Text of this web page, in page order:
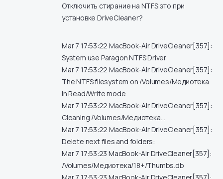
Отключить стирание на NTFS это при
установке DriveCleaner?
Mar 7 17:53:22 MacBook-Air DriveCleaner[357]:
System use Paragon NTFS Driver
Mar 7 17:53:22 MacBook-Air DriveCleaner[357]:
The NTFS filesystem on /Volumes/Медиотека
in Read/Write mode
Mar 7 17:53:22 MacBook-Air DriveCleaner[357]:
Cleaning /Volumes/Медиотека…
Mar 7 17:53:22 MacBook-Air DriveCleaner[357]:
Delete next files and folders:
Mar 7 17:53:23 MacBook-Air DriveCleaner[357]:
/Volumes/Медиотека/18+/Thumbs.db